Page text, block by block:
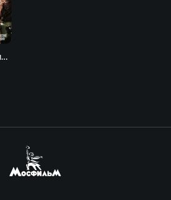
Хитровка. Знак четырёх